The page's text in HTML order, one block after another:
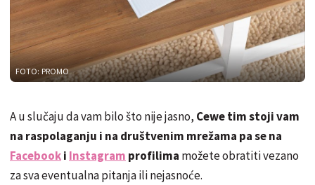
FOTO: PROMO
A u slučaju da vam bilo što nije jasno, Cewe tim stoji vam
na raspolaganju i na društvenim mrežama pa se na
Facebooki Instagram profilima možete obratiti vezano
za sva eventualna pitanja ili nejasnoće.